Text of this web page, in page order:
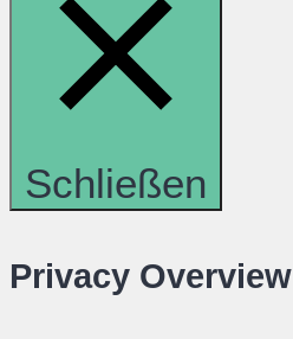
Schließen
Privacy Overview